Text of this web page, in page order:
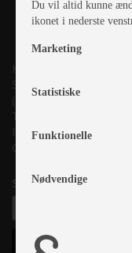
Kronjyllands Camping
Suderholmen 10, 8960
(Lige ud til Grenåvej)
Tlf. +45 87 10 98 70
Info@as-kcc.dk
CVR: 33 38 77 33
Samtykke til
Du vil altid kunne
ikonet i nederste
Marketing
Statistiske
Funktionelle
Nødvendige